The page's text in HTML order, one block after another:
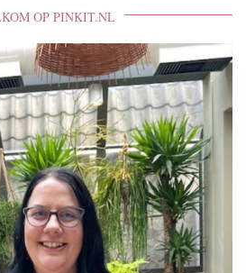
OP PINKIT.NL